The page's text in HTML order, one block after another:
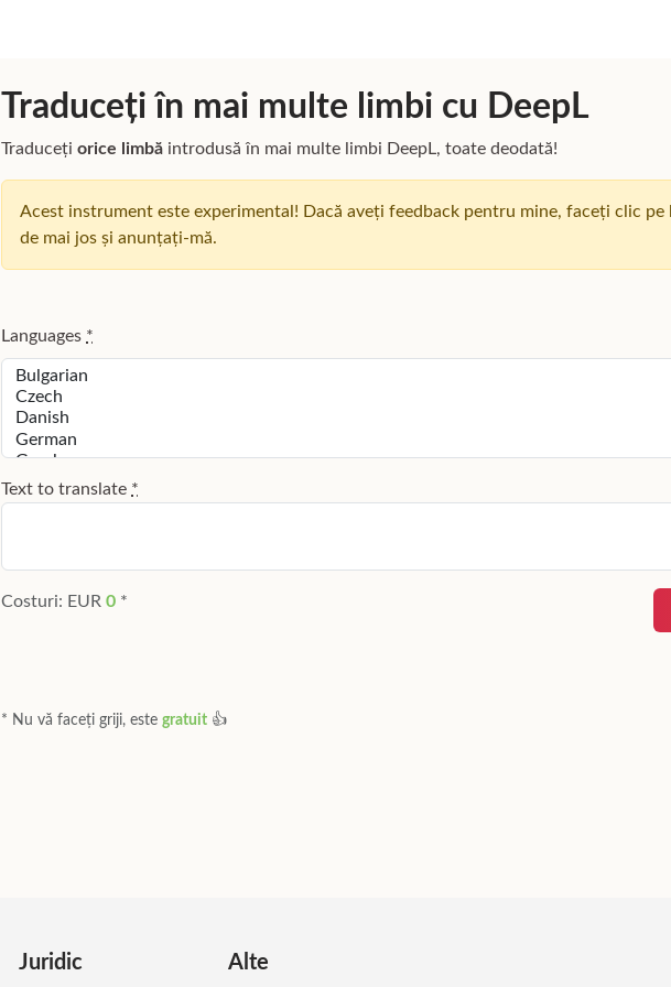
Traduceți în mai multe limbi cu DeepL
Traduceți orice limbă introdusă în mai multe limbi DeepL, toate deodată!
Acest instrument este experimental! Dacă aveți feedback pentru mine, faceți clic
de mai jos și anunțați-mă.
Languages *
Text to translate *
Aceasta este doar o versiune de încercare. Faceți clic pe butonul Feedback și spuneți-
Costuri: EUR 0 *
* Nu vă faceți griji, este gratuit 👍
Juridic Alte